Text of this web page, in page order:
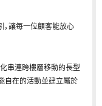
，讓每一位顧客能放心
串連跨樓層移動的長型
自在的活動並建立屬於